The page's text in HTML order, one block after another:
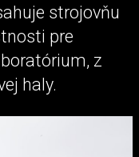
strojovňu
pre
z
haly.